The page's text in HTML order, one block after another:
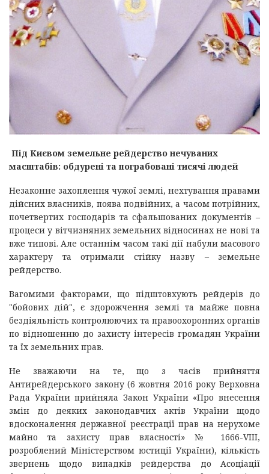
Під Києвом земельне рейдерство нечуваних
масштабів: обдурені та пограбовані тисячі людей
Незаконне захоплення чужої землі, нехтування правами
дійсних власників, поява подвійних, а часом потрійних,
почетвертих господарів та сфальшованих документів –
процеси у вітчизняних земельних відносинах не нові та
вже типові. Але останнім часом такі дії набули масового
характеру та отримали стійку назву – земельне
рейдерство.
Вагомими факторами, що підштовхують рейдерів до
"бойових дій", є здорожчення землі та майже повна
бездіяльність контролюючих та правоохоронних органів
по відношенню до захисту інтересів громадян України
та їх земельних прав.
Не зважаючи на те, що з часів прийняття
Антирейдерського закону (6 жовтня 2016 року Верховна
Рада України прийняла Закон України «Про внесення
змін до деяких законодавчих актів України щодо
вдосконалення державної реєстрації прав на нерухоме
майно та захисту прав власності» № 1666-VIII,
розроблений Міністерством юстиції України), кількість
звернень щодо випадків рейдерства до Асоціації